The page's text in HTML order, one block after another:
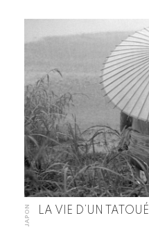
JAPON LA VIE D’UN TATOUÉ